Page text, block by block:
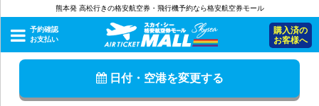
熊本発 高松行きの格安航空券・飛行機予約なら格安航空券モール
予約確認
お支払い
購入済の
お客様へ
日付・空港を変更する